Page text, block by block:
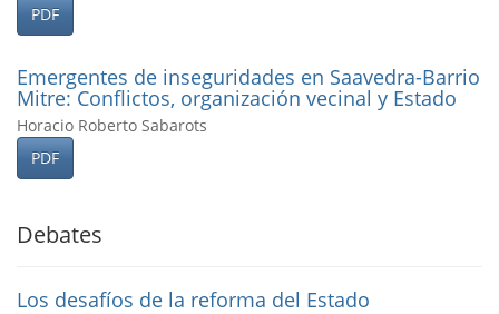
PDF
Emergentes de inseguridades en Saavedra-Barrio
Mitre: Conflictos, organización vecinal y Estado
Horacio Roberto Sabarots
PDF
Debates
Los desafí­os de la reforma del Estado